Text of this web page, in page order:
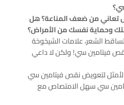
تعاني من ضعف المناعة؟ هل
وحماية نفسك من الأمراض؟
الشعر، علامات الشيخوخة
فيتامين سي! ولكن لا داعي
لتعويض نقص فيتامين سي
سي سهل الامتصاص مع